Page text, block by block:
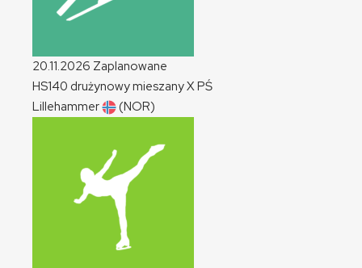
20.11.2026 Zaplanowane
HS140 drużynowy mieszanyXPŚ
Lillehammer
(NOR)